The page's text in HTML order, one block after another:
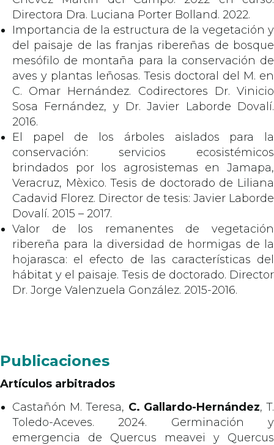
Directora Dra. Luciana Porter Bolland. 2022.
Importancia de la estructura de la vegetación y
del paisaje de las franjas ribereñas de bosque
mesófilo de montaña para la conservación de
aves y plantas leñosas. Tesis doctoral del M. en
C. Omar Hernández. Codirectores Dr. Vinicio
Sosa Fernández, y Dr. Javier Laborde Dovalí.
2016.
El papel de los árboles aislados para la
conservación: servicios ecosistémicos
brindados por los agrosistemas en Jamapa,
Veracruz, Mèxico. Tesis de doctorado de Liliana
Cadavid Florez. Director de tesis: Javier Laborde
Dovalí. 2015 – 2017.
Valor de los remanentes de vegetación
ribereña para la diversidad de hormigas de la
hojarasca: el efecto de las características del
hábitat y el paisaje. Tesis de doctorado. Director
Dr. Jorge Valenzuela González. 2015-2016.
Publicaciones
Artículos arbitrados
Castañón M. Teresa, C. Gallardo-Hernández, T.
Toledo-Aceves. 2024. Germinación y
emergencia de Quercus meavei y Quercus